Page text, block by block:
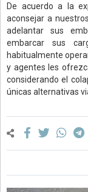
De acuerdo a la
aconsejar a
adelantar sus
embarcar sus
habitualmente
y agentes les
considerando el
únicas alternativas